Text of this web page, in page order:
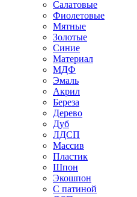
Салатовые
Фиолетовые
Мятные
Золотые
Синие
Материал
МДФ
Эмаль
Акрил
Береза
Дерево
Дуб
ЛДСП
Массив
Пластик
Шпон
Экошпон
С патиной